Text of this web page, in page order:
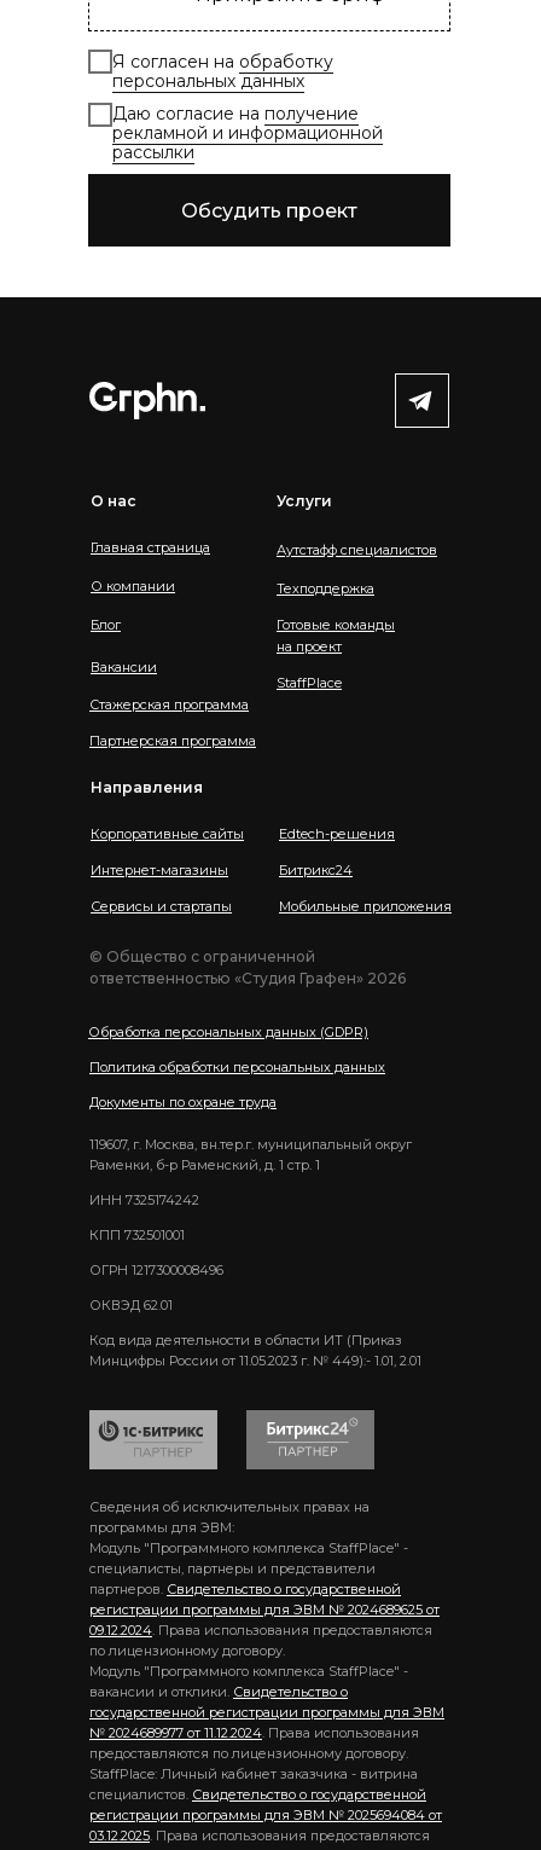
Я согласен на обработку
персональных данных
Даю согласие на получение
рекламной и информационной
рассылки
Обсудить проект
© Общество с ограниченной
ответственностью «Студия Графен» 2026
Обработка персональных данных (GDPR)
Политика обработки персональных данных
Документы по охране труда
О нас
Главная страница
О компании
Блог
Вакансии
Направления
Корпоративные сайты
Интернет-магазины
Сервисы и стартапы
Edtech-решения
Битрикс24
Мобильные приложения
Услуги
Готовые команды
на проект
Аутстафф специалистов
Техподдержка
StaffPlace
Стажерская программа
Партнерская программа
ИНН 7325174242
КПП 732501001
ОГРН 1217300008496
ОКВЭД 62.01
119607, г. Москва, вн.тер.г. муниципальный округ
Раменки, б-р Раменский, д. 1 стр. 1
Код вида деятельности в области ИТ (Приказ
Минцифры России от 11.05.2023 г. № 449):- 1.01, 2.01
Сведения об исключительных правах на
программы для ЭВМ:
Модуль "Программного комплекса StaffPlace" -
специалисты, партнеры и представители
партнеров. Свидетельство о государственной
регистрации программы для ЭВМ № 2024689625 от
09.12.2024. Права использования предоставляются
по лицензионному договору.
Модуль "Программного комплекса StaffPlace" -
вакансии и отклики. Свидетельство о
государственной регистрации программы для ЭВМ
№ 2024689977 от 11.12.2024. Права использования
предоставляются по лицензионному договору.
StaffPlace: Личный кабинет заказчика - витрина
специалистов. Свидетельство о государственной
регистрации программы для ЭВМ № 2025694084 от
03.12.2025. Права использования предоставляются